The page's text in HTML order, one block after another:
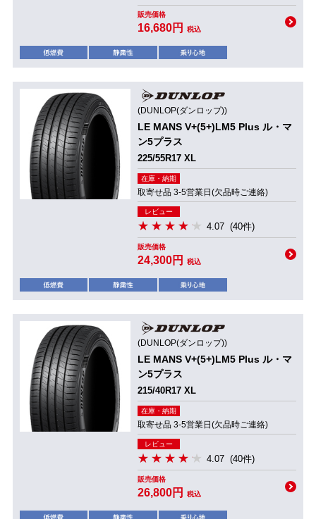
販売価格
16,680円 税込
(DUNLOP(ダンロップ))
LE MANS V+(5+)LM5 Plus ル・マ
ン5プラス
225/55R17 XL
在庫・納期
取寄せ品 3-5営業日(欠品時ご連絡)
レビュー
4.07 (40件)
販売価格
24,300円 税込
(DUNLOP(ダンロップ))
LE MANS V+(5+)LM5 Plus ル・マ
ン5プラス
215/40R17 XL
在庫・納期
取寄せ品 3-5営業日(欠品時ご連絡)
レビュー
4.07 (40件)
販売価格
26,800円 税込